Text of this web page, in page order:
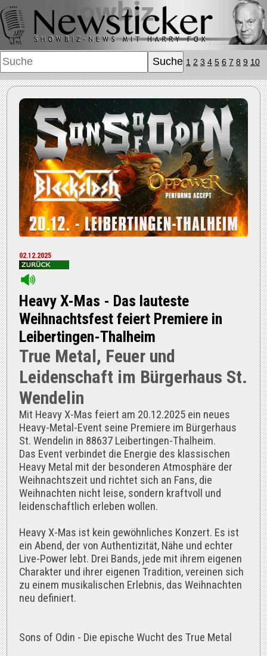
1 2 3 4 5 6 7 8 9 10
02.12.2025
Heavy X-Mas - Das lauteste
Weihnachtsfest feiert Premiere in
Leibertingen-Thalheim
True Metal, Feuer und
Leidenschaft im Bürgerhaus St.
Wendelin
Mit Heavy X-Mas feiert am 20.12.2025 ein neues
Heavy-Metal-Event seine Premiere im Bürgerhaus
St. Wendelin in 88637 Leibertingen-Thalheim.
Das Event verbindet die Energie des klassischen
Heavy Metal mit der besonderen Atmosphäre der
Weihnachtszeit und richtet sich an Fans, die
Weihnachten nicht leise, sondern kraftvoll und
leidenschaftlich erleben wollen.
Heavy X-Mas ist kein gewöhnliches Konzert. Es ist
ein Abend, der von Authentizität, Nähe und echter
Live-Power lebt. Drei Bands, jede mit ihrem eigenen
Charakter und ihrer eigenen Tradition, vereinen sich
zu einem musikalischen Erlebnis, das Weihnachten
neu definiert.
Sons of Odin - Die epische Wucht des True Metal